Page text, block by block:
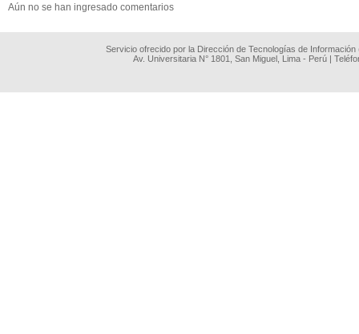
Aún no se han ingresado comentarios
Servicio ofrecido por la Dirección de Tecnologías de
Av. Universitaria N° 1801, San Miguel, Lima - Perú |